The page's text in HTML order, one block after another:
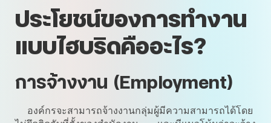
ประโยชน์ของการทำงาน
แบบไฮบริดคืออะไร?
การจ้างงาน (Employment)
องค์กรจะสามารถจ้างงานกลุ่มผู้มีความสามารถได้โดย